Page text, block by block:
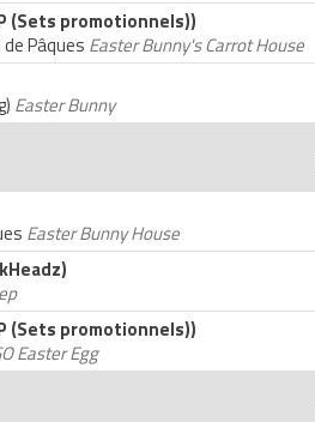
(Sets promotionnels))
Pâques Easter Bunny's Carrot House
Easter Bunny
Easter Bunny House
(Sets promotionnels))
Easter Egg